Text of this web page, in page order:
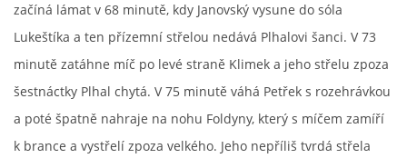
© 2026 eStránky.cz |RSS
začíná lámat v 68 minutě, kdy Janovský vysune do sóla
Lukeštíka a ten přízemní střelou nedává Plhalovi šanci. V 73
minutě zatáhne míč po levé straně Klimek a jeho střelu zpoza
šestnáctky Plhal chytá. V 75 minutě váhá Petřek s rozehrávkou
a poté špatně nahraje na nohu Foldyny, který s míčem zamíří
k brance a vystřelí zpoza velkého. Jeho nepříliš tvrdá střela